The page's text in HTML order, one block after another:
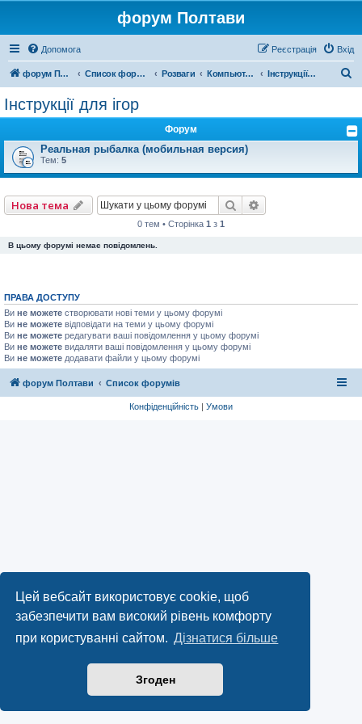
Цей вебсайт використовує cookie, щоб
забезпечити вам високий рівень комфорту
при користуванні сайтом. Дізнатися більше
Згоден
форум Полтави
Допомога Вхід
Реєстрація
форум Полтави Список форумів Розваги Компьютерні ігри Інструкції для ігор
у
Інструкції для ігор
Форум
Реальная рыбалка (мобильная версия)
Тем: 5
Нова тема Пошук
0 тем • Сторінка 1 з 1
В цьому форумі немає повідомлень.
ПРАВА ДОСТУПУ
Ви не можете створювати нові теми у цьому форумі
Ви не можете відповідати на теми у цьому форумі
Ви не можете редагувати ваші повідомлення у цьому форумі
Ви не можете видаляти ваші повідомлення у цьому форумі
Ви не можете додавати файли у цьому форумі
форум Полтави Список форумів
Конфіденційність | Умови